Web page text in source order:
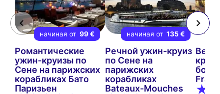
начиная от 99 €
Романтические
ужин-круизы по
Сене на парижских
корабликах Бато
Паризьен
начиная от 135 €
Речной ужин-круиз
по Сене на
парижских
корабликах
Bateaux-Mouches